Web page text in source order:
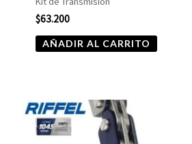
$63.200
AÑADIR AL CARRITO